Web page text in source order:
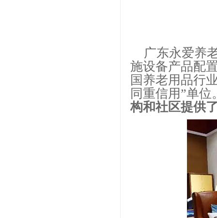
广东永爱养
施设备产品配
国养老用品行
同重信用”单位
构和社区提供